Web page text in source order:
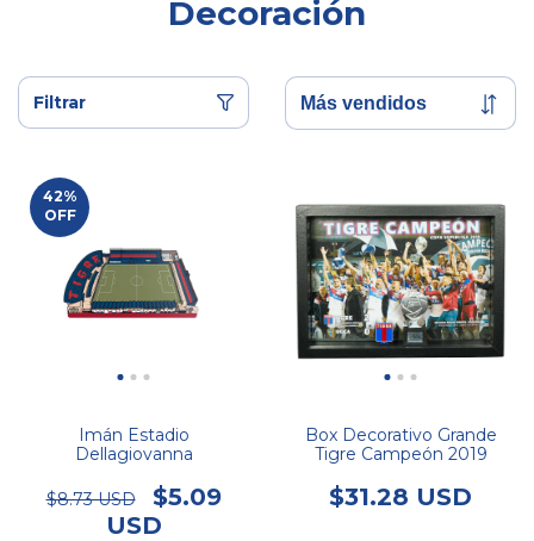
Decoración
Filtrar
42%
OFF
Imán Estadio
Dellagiovanna
$8.73 USD
$5.09
USD
Box Decorativo Grande
Tigre Campeón 2019
$31.28 USD